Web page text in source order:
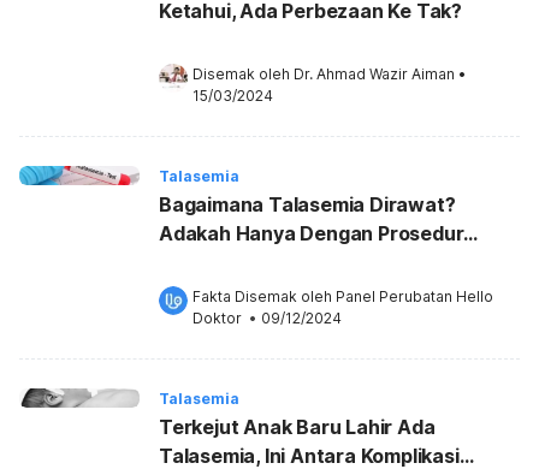
Ketahui, Ada Perbezaan Ke Tak?
Disemak oleh Dr. Ahmad Wazir Aiman •
15/03/2024
Talasemia
Bagaimana Talasemia Dirawat?
Adakah Hanya Dengan Prosedur
Fakta Disemak oleh Panel Perubatan Hello
Doktor • 09/12/2024
Talasemia
Terkejut Anak Baru Lahir Ada
Talasemia, Ini Antara Komplikasi